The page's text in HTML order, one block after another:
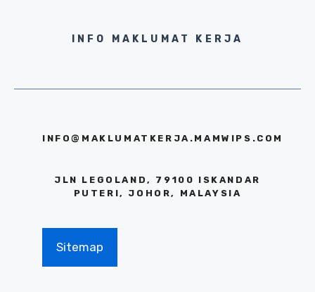
INFO MAKLUMAT KERJA
INFO@MAKLUMATKERJA.MAMWIPS.COM
JLN LEGOLAND, 79100 ISKANDAR
PUTERI, JOHOR, MALAYSIA
Sitemap